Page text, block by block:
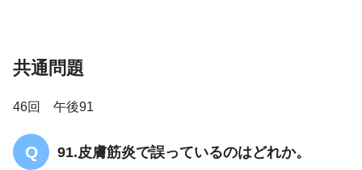
共通問題
46回 午後91
91.皮膚筋炎で誤っているのはどれか。